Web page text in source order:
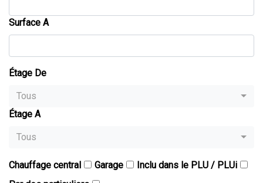
Surface A
Étage De
Tous
Étage A
Tous
Chauffage central Garage
Inclu dans le PLU / PLUi